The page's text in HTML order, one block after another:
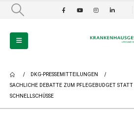
DKG-PRESSEMITTEILUNGEN
SACHLICHE DEBATTE ZUM PFLEGEBUDGET STATT
SCHNELLSCHÜSSE